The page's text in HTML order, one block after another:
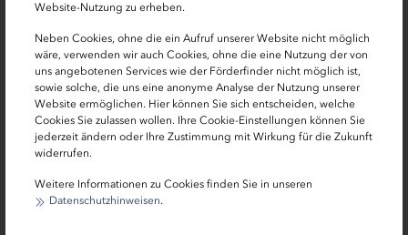
Website-Nutzung zu erheben.
Neben Cookies, ohne die ein Aufruf unserer Website nicht möglich
wäre, verwenden wir auch Cookies, ohne die eine Nutzung der von
uns angebotenen Services wie der Förderfinder nicht möglich ist,
sowie solche, die uns eine anonyme Analyse der Nutzung unserer
Website ermöglichen. Hier können Sie sich entscheiden, welche
Cookies Sie zulassen wollen. Ihre Cookie-Einstellungen können Sie
jederzeit ändern oder Ihre Zustimmung mit Wirkung für die Zukunft
widerrufen.
Weitere Informationen zu Cookies finden Sie in unseren
Datenschutzhinweisen.